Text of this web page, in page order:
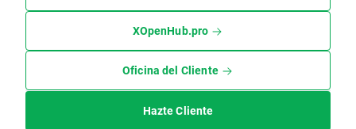
XOpenHub.pro
Oficina del Cliente
Hazte Cliente